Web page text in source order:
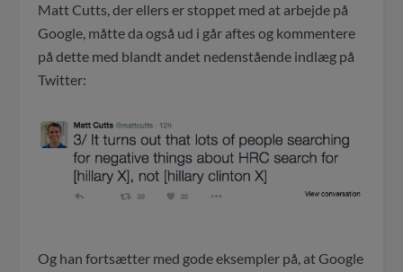
Matt Cutts, der ellers er stoppet med at arbejde på
Google, måtte da også ud i går aftes og kommentere
på dette med blandt andet nedenstående indlæg på
Twitter:
Og han fortsætter med gode eksempler på, at Google